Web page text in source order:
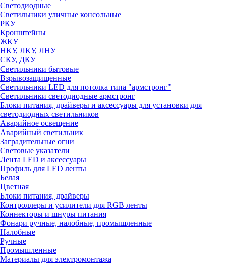
Светодиодные
Светильники уличные консольные
РКУ
Кронштейны
ЖКУ
НКУ, ЛКУ, ЛНУ
СКУ, ДКУ
Светильники бытовые
Взрывозащищенные
Светильники LED для потолка типа "армстронг"
Светильники светодиодные армстронг
Блоки питания, драйверы и аксессуары для установки для
светодиодных светильников
Аварийное освещение
Аварийный светильник
Заградительные огни
Световые указатели
Лента LED и аксессуары
Профиль для LED ленты
Белая
Цветная
Блоки питания, драйверы
Контроллеры и усилители для RGB ленты
Коннекторы и шнуры питания
Фонари ручные, налобные, промышленные
Налобные
Ручные
Промышленные
Материалы для электромонтажа